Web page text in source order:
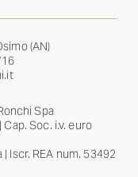
(AN)
Spa
Soc. i.v. euro
Iscr. REA num. 53492